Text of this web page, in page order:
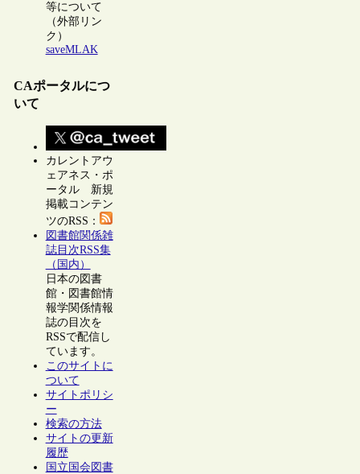
等について
（外部リン
ク）
saveMLAK
CAポータルにつ
いて
カレントアウ
ェアネス・ポ
ータル 新規
掲載コンテン
ツのRSS：
図書館関係雑
誌目次RSS集
（国内）
日本の図書
館・図書館情
報学関係情報
誌の目次を
RSSで配信し
ています。
このサイトに
ついて
サイトポリシ
ー
検索の方法
サイトの更新
履歴
国立国会図書